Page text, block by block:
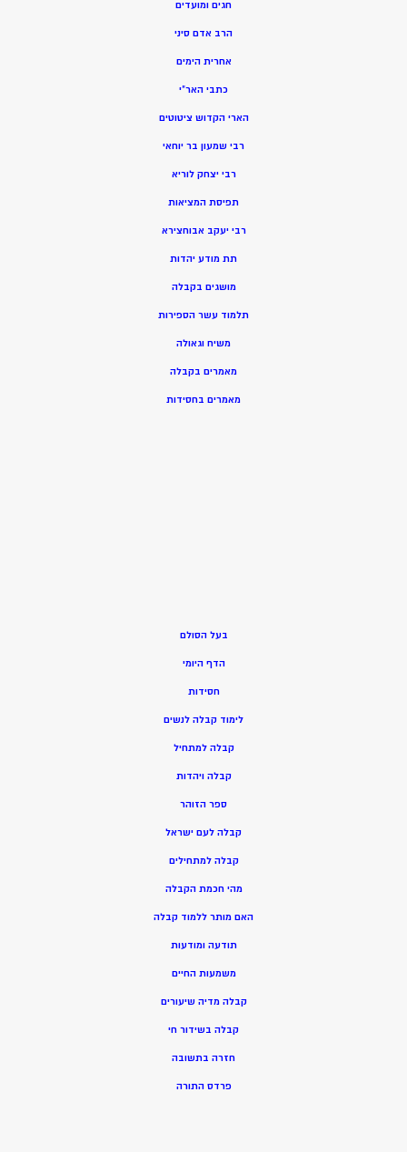
חגים ומועדים
הרב אדם סיני
אחרית הימים
כתבי האר”י
הארי הקדוש ציטוטים
רבי שמעון בר יוחאי
רבי יצחק לוריא
תפיסת המציאות
רבי יעקב אבוחצירא
תת מודע יהדות
מושגים בקבלה
תלמוד עשר הספירות
משיח וגאולה
מאמרים בקבלה
מאמרים בחסידות
בעל הסולם
הדף היומי
חסידות
לימוד קבלה לנשים
קבלה למתחיל
קבלה ויהדות
ספר הזוהר
קבלה לעם ישראל
קבלה למתחילים
מהי חכמת הקבלה
האם מותר ללמוד קבלה
תודעה ומודעות
משמעות החיים
קבלה מדיה שיעורים
קבלה בשידור חי
חזרה בתשובה
פרדס התורה